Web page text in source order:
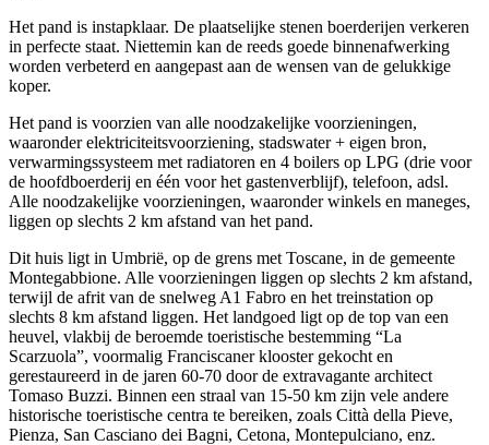
Het pand is instapklaar. De plaatselijke stenen boerderijen verkeren
in perfecte staat. Niettemin kan de reeds goede binnenafwerking
worden verbeterd en aangepast aan de wensen van de gelukkige
koper.
Het pand is voorzien van alle noodzakelijke voorzieningen,
waaronder elektriciteitsvoorziening, stadswater + eigen bron,
verwarmingssysteem met radiatoren en 4 boilers op LPG (drie voor
de hoofdboerderij en één voor het gastenverblijf), telefoon, adsl.
Alle noodzakelijke voorzieningen, waaronder winkels en maneges,
liggen op slechts 2 km afstand van het pand.
Dit huis ligt in Umbrië, op de grens met Toscane, in de gemeente
Montegabbione. Alle voorzieningen liggen op slechts 2 km afstand,
terwijl de afrit van de snelweg A1 Fabro en het treinstation op
slechts 8 km afstand liggen. Het landgoed ligt op de top van een
heuvel, vlakbij de beroemde toeristische bestemming “La
Scarzuola”, voormalig Franciscaner klooster gekocht en
gerestaureerd in de jaren 60-70 door de extravagante architect
Tomaso Buzzi. Binnen een straal van 15-50 km zijn vele andere
historische toeristische centra te bereiken, zoals Città della Pieve,
Pienza, San Casciano dei Bagni, Cetona, Montepulciano, enz.